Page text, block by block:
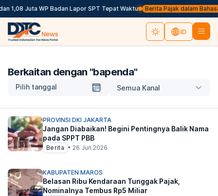
1,08 Juta WP Badan Lapor SPT Tepat Waktu Berita Pajak dalam
ID
Berkaitan dengan "bapenda"
Pilih tanggal Semua Kanal
PROVINSI DKI JAKARTA
Jangan Diabaikan! Begini Pentingnya Balik Nama
pada SPPT PBB
Berita • 26 Jun 2026
KABUPATEN MAROS
Belasan Ribu Kendaraan Tunggak Pajak,
Nominalnya Tembus Rp5 Miliar